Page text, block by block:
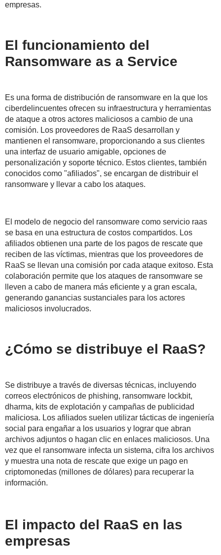
empresas.
El funcionamiento del
Ransomware as a Service
Es una forma de distribución de ransomware en la que los
ciberdelincuentes ofrecen su infraestructura y herramientas
de ataque a otros actores maliciosos a cambio de una
comisión. Los proveedores de RaaS desarrollan y
mantienen el ransomware, proporcionando a sus clientes
una interfaz de usuario amigable, opciones de
personalización y soporte técnico. Estos clientes, también
conocidos como "afiliados", se encargan de distribuir el
ransomware y llevar a cabo los ataques.
El modelo de negocio del ransomware como servicio raas
se basa en una estructura de costos compartidos. Los
afiliados obtienen una parte de los pagos de rescate que
reciben de las víctimas, mientras que los proveedores de
RaaS se llevan una comisión por cada ataque exitoso. Esta
colaboración permite que los ataques de ransomware se
lleven a cabo de manera más eficiente y a gran escala,
generando ganancias sustanciales para los actores
maliciosos involucrados.
¿Cómo se distribuye el RaaS?
Se distribuye a través de diversas técnicas, incluyendo
correos electrónicos de phishing, ransomware lockbit,
dharma, kits de explotación y campañas de publicidad
maliciosa. Los afiliados suelen utilizar tácticas de ingeniería
social para engañar a los usuarios y lograr que abran
archivos adjuntos o hagan clic en enlaces maliciosos. Una
vez que el ransomware infecta un sistema, cifra los archivos
y muestra una nota de rescate que exige un pago en
criptomonedas (millones de dólares) para recuperar la
información.
El impacto del RaaS en las
empresas